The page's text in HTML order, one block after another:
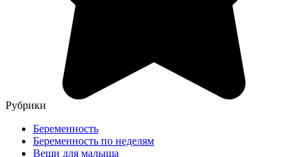
Рубрики
Беременность
Беременность по неделям
Вещи для малыша